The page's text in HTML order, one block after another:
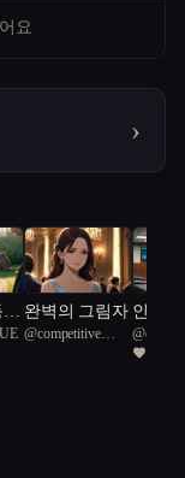
요
›
자 완벽의 그림자
@competitive
인간
@